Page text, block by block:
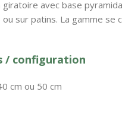
avec base
sur patins. La gamme se
/ configuration
cm ou 50 cm